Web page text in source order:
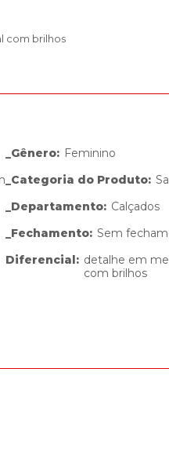
com brilhos
_Gênero: Feminino
_Categoria do Produto:
_Departamento: Calçados
_Fechamento: Sem
Diferencial: detalhe em
com brilhos